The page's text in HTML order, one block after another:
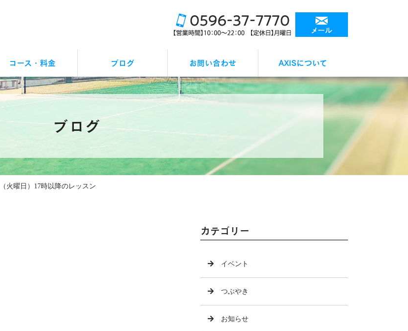
コース・料金 ブログ
イベント
つぶやき
お知らせ
レッスンお休みの連絡
アクシズカップ
お問い合わせ AXISについて
ブログ
火曜日）17時以降のレッスン
カテゴリー
イベント
つぶやき
お知らせ